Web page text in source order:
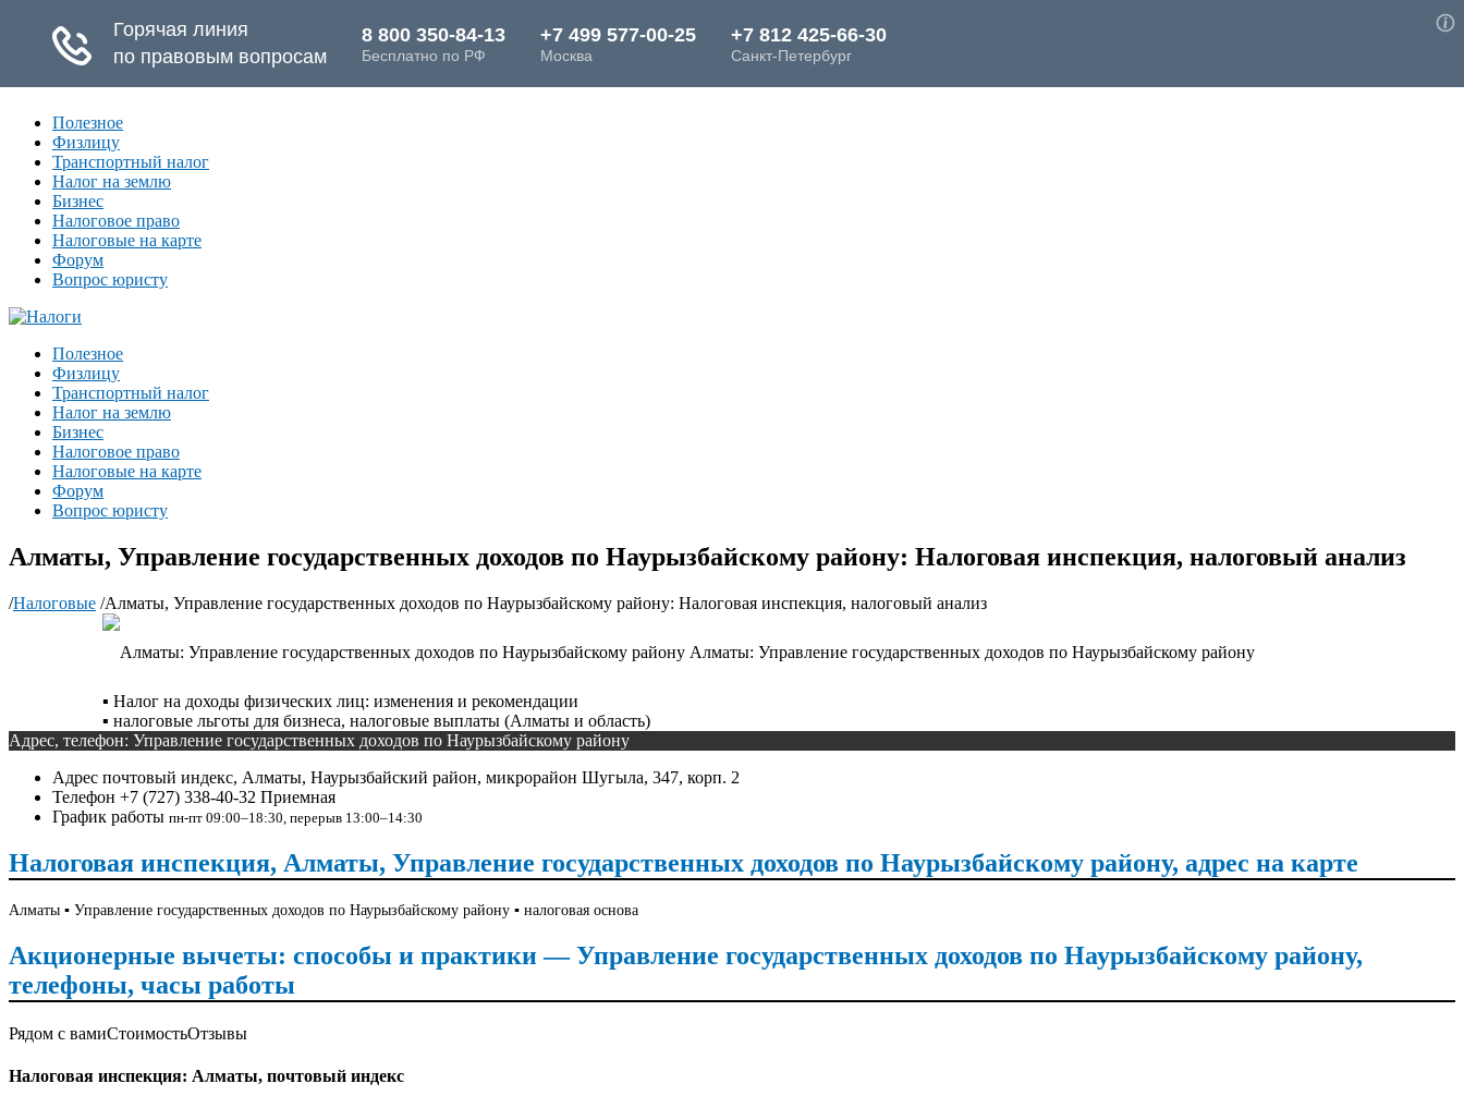
Полезное
Физлицу
Транспортный налог
Налог на землю
Бизнес
Налоговое право
Налоговые на карте
Форум
Вопрос юристу
Полезное
Физлицу
Транспортный налог
Налог на землю
Бизнес
Налоговое право
Налоговые на карте
Форум
Вопрос юристу
Алматы, Управление государственных доходов по Наурызбайскому району: Налоговая инспекция, налоговый анализ
/Налоговые /Алматы, Управление государственных доходов по Наурызбайскому району: Налоговая инспекция, налоговый анализ
Алматы: Управление государственных доходов по Наурызбайскому району
▪️ Налог на доходы физических лиц: изменения и рекомендации
▪️ налоговые льготы для бизнеса, налоговые выплаты (Алматы и область)
Адрес, телефон: Управление государственных доходов по Наурызбайскому району
Адрес почтовый индекс, Алматы, Наурызбайский район, микрорайон Шугыла, 347, корп. 2
Телефон +7 (727) 338-40-32 Приемная
График работы пн-пт 09:00–18:30, перерыв 13:00–14:30
Налоговая инспекция, Алматы, Управление государственных доходов по Наурызбайскому району, адрес на карте
Алматы ▪️ Управление государственных доходов по Наурызбайскому району ▪️ налоговая основа
Акционерные вычеты: способы и практики — Управление государственных доходов по Наурызбайскому району,
телефоны, часы работы
Рядом с вамиСтоимостьОтзывы
Налоговая инспекция: Алматы, почтовый индекс